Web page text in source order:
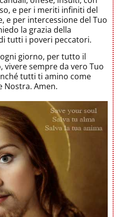
e per i meriti infiniti del
e per intercessione del Tuo
la grazia della
tutti i poveri peccatori.
giorno, per tutto il
vivere sempre da vero Tuo
tutti ti amino come
Nostra. Amen.